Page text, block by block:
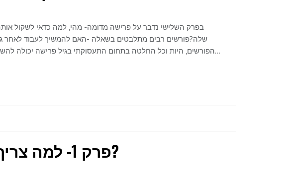
שלה?פורשים רבים מתלבטים בשאלה -האם להמשיך לעבוד לאחר
הפורשים, היות וכל החלטה בתחום התעסוקתי בגיל פרישה יכולה
פרק 1- למה צריך לתכנן את הפרישה שלנו?